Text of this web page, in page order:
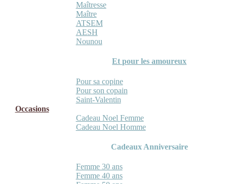
Maîtresse
Maître
ATSEM
AESH
Nounou
Et pour les amoureux
Pour sa copine
Pour son copain
Saint-Valentin
Occasions
Cadeau Noel Femme
Cadeau Noel Homme
Cadeaux Anniversaire
Femme 30 ans
Femme 40 ans